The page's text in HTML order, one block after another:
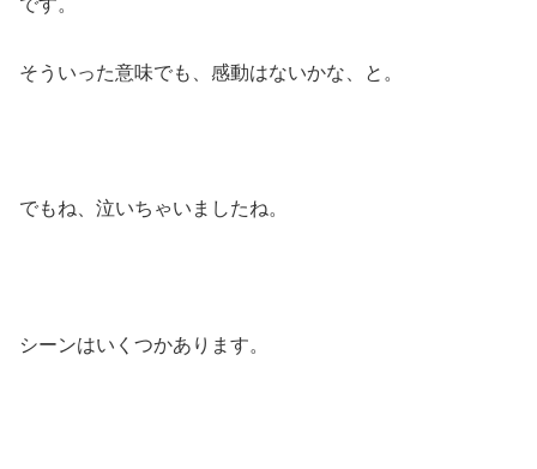
です。
そういった意味でも、感動はないかな、と。
でもね、泣いちゃいましたね。
シーンはいくつかあります。